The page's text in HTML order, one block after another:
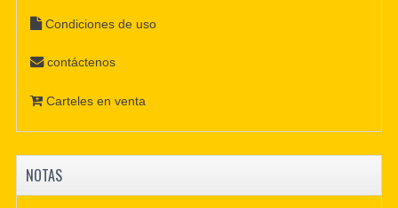
Condiciones de uso
contáctenos
Carteles en venta
NOTAS